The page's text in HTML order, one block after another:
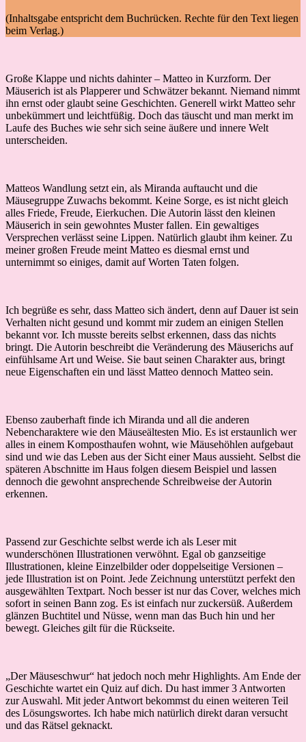
(Inhaltsgabe entspricht dem Buchrücken. Rechte für den Text liegen
beim Verlag.)
Große Klappe und nichts dahinter – Matteo in Kurzform. Der
Mäuserich ist als Plapperer und Schwätzer bekannt. Niemand nimmt
ihn ernst oder glaubt seine Geschichten. Generell wirkt Matteo sehr
unbekümmert und leichtfüßig. Doch das täuscht und man merkt im
Laufe des Buches wie sehr sich seine äußere und innere Welt
unterscheiden.
Matteos Wandlung setzt ein, als Miranda auftaucht und die
Mäusegruppe Zuwachs bekommt. Keine Sorge, es ist nicht gleich
alles Friede, Freude, Eierkuchen. Die Autorin lässt den kleinen
Mäuserich in sein gewohntes Muster fallen. Ein gewaltiges
Versprechen verlässt seine Lippen. Natürlich glaubt ihm keiner. Zu
meiner großen Freude meint Matteo es diesmal ernst und
unternimmt so einiges, damit auf Worten Taten folgen.
Ich begrüße es sehr, dass Matteo sich ändert, denn auf Dauer ist sein
Verhalten nicht gesund und kommt mir zudem an einigen Stellen
bekannt vor. Ich musste bereits selbst erkennen, dass das nichts
bringt. Die Autorin beschreibt die Veränderung des Mäuserichs auf
einfühlsame Art und Weise. Sie baut seinen Charakter aus, bringt
neue Eigenschaften ein und lässt Matteo dennoch Matteo sein.
Ebenso zauberhaft finde ich Miranda und all die anderen
Nebencharaktere wie den Mäuseältesten Mio. Es ist erstaunlich wer
alles in einem Komposthaufen wohnt, wie Mäusehöhlen aufgebaut
sind und wie das Leben aus der Sicht einer Maus aussieht. Selbst die
späteren Abschnitte im Haus folgen diesem Beispiel und lassen
dennoch die gewohnt ansprechende Schreibweise der Autorin
erkennen.
Passend zur Geschichte selbst werde ich als Leser mit
wunderschönen Illustrationen verwöhnt. Egal ob ganzseitige
Illustrationen, kleine Einzelbilder oder doppelseitige Versionen –
jede Illustration ist on Point. Jede Zeichnung unterstützt perfekt den
ausgewählten Textpart. Noch besser ist nur das Cover, welches mich
sofort in seinen Bann zog. Es ist einfach nur zuckersüß. Außerdem
glänzen Buchtitel und Nüsse, wenn man das Buch hin und her
bewegt. Gleiches gilt für die Rückseite.
„Der Mäuseschwur“ hat jedoch noch mehr Highlights. Am Ende der
Geschichte wartet ein Quiz auf dich. Du hast immer 3 Antworten
zur Auswahl. Mit jeder Antwort bekommst du einen weiteren Teil
des Lösungswortes. Ich habe mich natürlich direkt daran versucht
und das Rätsel geknackt.